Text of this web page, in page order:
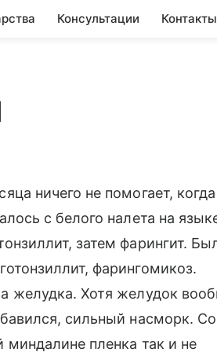
Консультации Контакты
ничего не помогает, когда
с белого налета на
затем фарингит.
фарингомикоз.
желудка. Хотя желудок
сильный насморк. Со
пленка так и не